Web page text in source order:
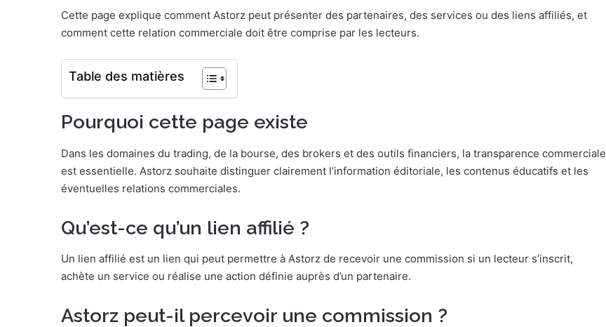
Cette page explique comment Astorz peut présenter des partenaires, des services ou des liens affiliés, et
comment cette relation commerciale doit être comprise par les lecteurs.
Table des matières
Pourquoi cette page existe
Dans les domaines du trading, de la bourse, des brokers et des outils financiers, la transparence commerciale
est essentielle. Astorz souhaite distinguer clairement l’information éditoriale, les contenus éducatifs et les
éventuelles relations commerciales.
Qu’est-ce qu’un lien affilié ?
Un lien affilié est un lien qui peut permettre à Astorz de recevoir une commission si un lecteur s’inscrit,
achète un service ou réalise une action définie auprès d’un partenaire.
Astorz peut-il percevoir une commission ?